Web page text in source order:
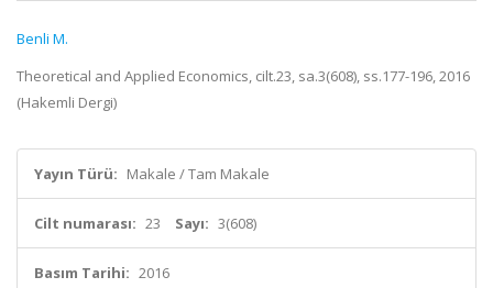
Benli M.
Theoretical and Applied Economics, cilt.23, sa.3(608), ss.177-196, 2016
(Hakemli Dergi)
Yayın Türü: Makale / Tam Makale
Cilt numarası: 23 Sayı: 3(608)
Basım Tarihi: 2016